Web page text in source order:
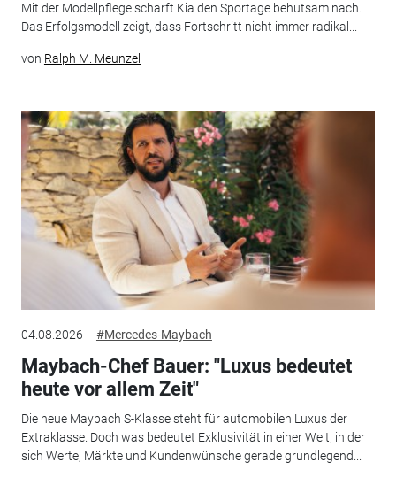
Mit der Modellpflege schärft Kia den Sportage behutsam nach.
Das Erfolgsmodell zeigt, dass Fortschritt nicht immer radikal...
von Ralph M. Meunzel
04.08.2026 #Mercedes-Maybach
Maybach-Chef Bauer: "Luxus bedeutet
heute vor allem Zeit"
Die neue Maybach S-Klasse steht für automobilen Luxus der
Extraklasse. Doch was bedeutet Exklusivität in einer Welt, in der
sich Werte, Märkte und Kundenwünsche gerade grundlegend...